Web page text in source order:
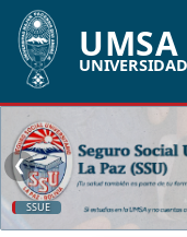
UMSA
SSUE
❮